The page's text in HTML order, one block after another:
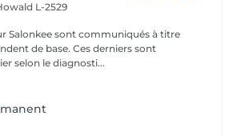
L-2529
Salonkee sont communiqués à titre
de base. Ces derniers sont
selon le diagnosti...